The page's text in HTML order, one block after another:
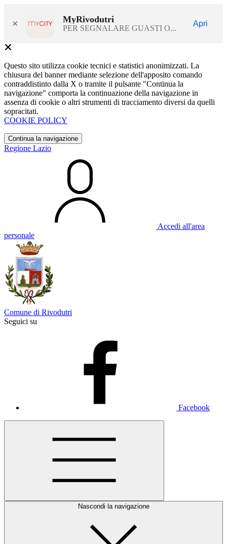
× MyRivodutri
PER SEGNALARE GUASTI O...
Apri
Questo sito utilizza cookie tecnici e statistici anonimizzati. La
chiusura del banner mediante selezione dell'apposito comando
contraddistinto dalla X o tramite il pulsante "Continua la
navigazione" comporta la continuazione della navigazione in
assenza di cookie o altri strumenti di tracciamento diversi da quelli
sopracitati.
COOKIE POLICY
Continua la navigazione
Regione Lazio
Accedi all'area
personale
Comune di Rivodutri
Seguici su
Facebook
Nascondi la navigazione